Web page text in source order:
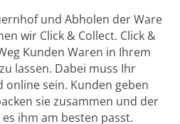
und Abholen der Ware
wir Click & Collect. Click &
Kunden Waren in Ihrem
lassen. Dabei muss Ihr
online sein. Kunden geben
sie zusammen und der
ihm am besten passt.